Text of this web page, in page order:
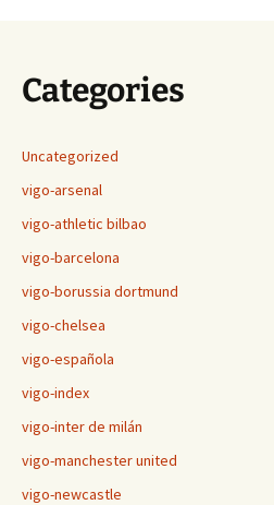
Categories
Uncategorized
vigo-arsenal
vigo-athletic bilbao
vigo-barcelona
vigo-borussia dortmund
vigo-chelsea
vigo-española
vigo-index
vigo-inter de milán
vigo-manchester united
vigo-newcastle